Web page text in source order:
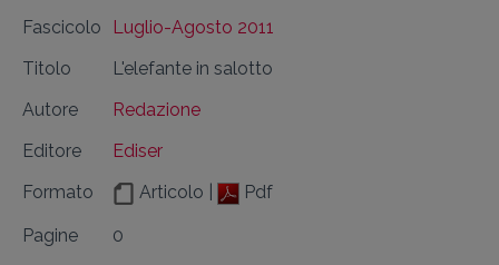
Fascicolo
Luglio-Agosto 2011
Titolo
L'elefante in salotto
Autore
Redazione
Editore
Ediser
Formato
Articolo | Pdf
Pagine
0